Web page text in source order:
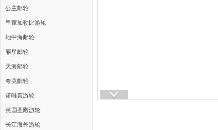
公主邮轮
皇家加勒比游轮
地中海邮轮
丽星邮轮
天海邮轮
夸克邮轮
诺唯真游轮
英国圣殿游轮
长江海外游轮